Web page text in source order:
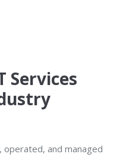
Services
operated, and managed